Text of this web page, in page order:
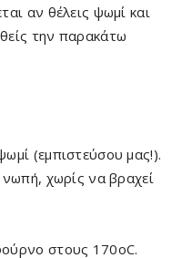
αν θέλεις ψωμί και
την παρακάτω
(εμπιστεύσου μας!).
νωπή, χωρίς να βραχεί
στους 170οC.